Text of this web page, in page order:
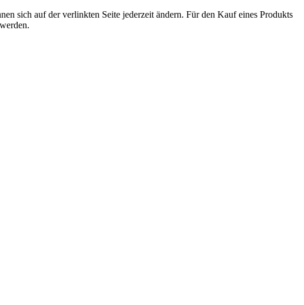
sich auf der verlinkten Seite jederzeit ändern. Für den Kauf eines Produkts